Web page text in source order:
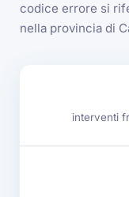
codice errore si
nella provincia di
interventi